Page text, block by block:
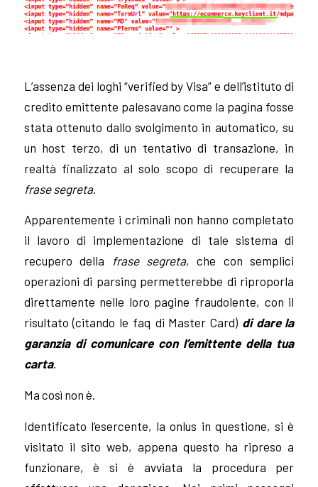
L’assenza dei loghi “verified by Visa” e dell’istituto di
credito emittente palesavano come la pagina fosse
stata ottenuto dallo svolgimento in automatico, su
un host terzo, di un tentativo di transazione, in
realtà finalizzato al solo scopo di recuperare la
frase segreta.
Apparentemente i criminali non hanno completato
il lavoro di implementazione di tale sistema di
recupero della
frase segreta, che con semplici
operazioni di parsing permetterebbe di riproporla
direttamente nelle loro pagine fraudolente, con il
risultato (citando le faq di Master Card) di dare la
garanzia di comunicare con l’emittente della tua
carta.
Ma così non è.
Identificato l’esercente, la onlus in questione, si è
visitato il sito web, appena questo ha ripreso a
funzionare, è si è avviata la procedura per